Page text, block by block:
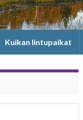
Kuikan lintupaikat